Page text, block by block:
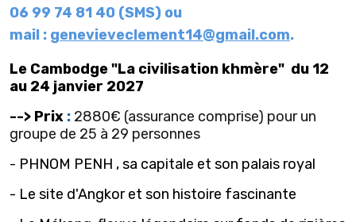
06 99 74 81 40 (SMS) ou
mail : genevieveclement14@gmail.com.
Le Cambodge "La civilisation khmère" du 12
au 24 janvier 2027
--> Prix : 2880€ (assurance comprise) pour un
groupe de 25 à 29 personnes
- PHNOM PENH , sa capitale et son palais royal
- Le site d'Angkor et son histoire fascinante